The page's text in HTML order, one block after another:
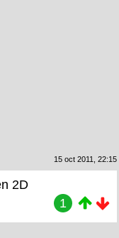
15 oct 2011, 22:15
2D
1